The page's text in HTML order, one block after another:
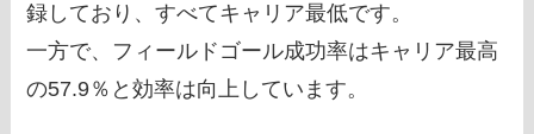
録しており、すべてキャリア最低です。
一方で、フィールドゴール成功率はキャリア最高
の57.9％と効率は向上しています。